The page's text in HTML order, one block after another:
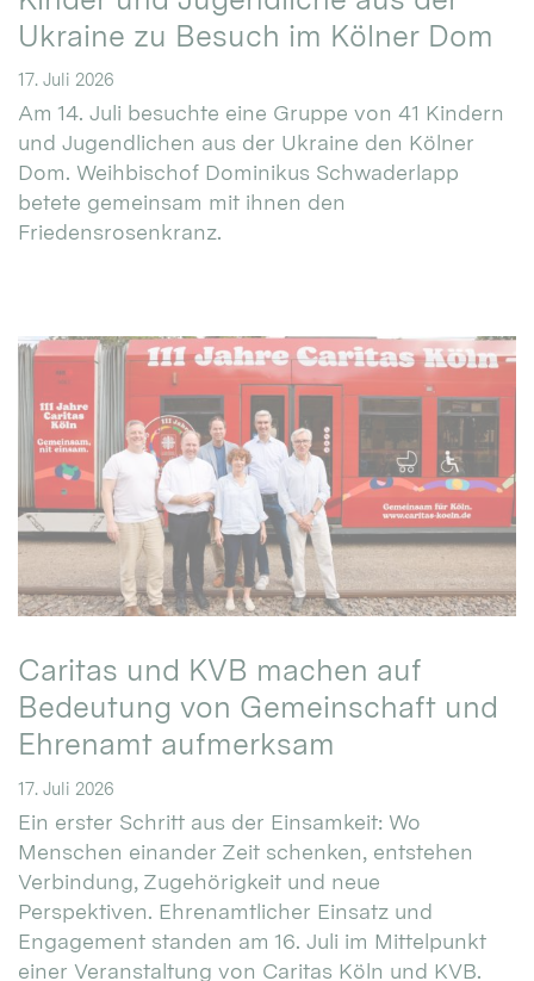
Ukraine zu Besuch im Kölner Dom
17. Juli 2026
Am 14. Juli besuchte eine Gruppe von 41 Kindern
und Jugendlichen aus der Ukraine den Kölner
Dom. Weihbischof Dominikus Schwaderlapp
betete gemeinsam mit ihnen den
Friedensrosenkranz.
Caritas und KVB machen auf
Bedeutung von Gemeinschaft und
Ehrenamt aufmerksam
17. Juli 2026
Ein erster Schritt aus der Einsamkeit: Wo
Menschen einander Zeit schenken, entstehen
Verbindung, Zugehörigkeit und neue
Perspektiven. Ehrenamtlicher Einsatz und
Engagement standen am 16. Juli im Mittelpunkt
einer Veranstaltung von Caritas Köln und KVB.